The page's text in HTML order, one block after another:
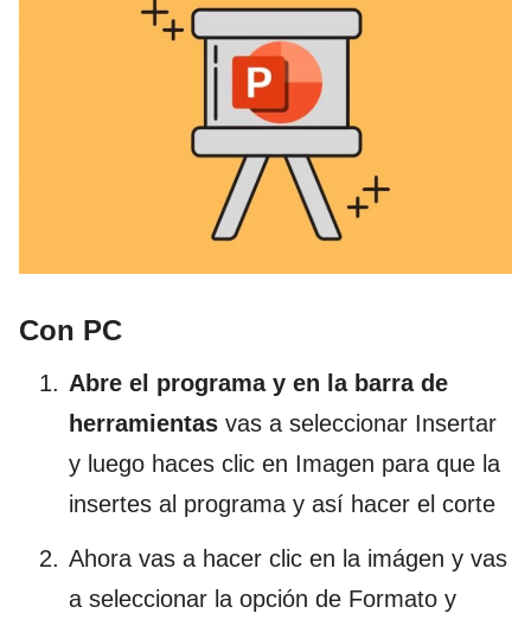
Con PC
Abre el programa y en la barra de
herramientas vas a seleccionar Insertar
y luego haces clic en Imagen para que la
insertes al programa y así hacer el corte
Ahora vas a hacer clic en la imágen y vas
a seleccionar la opción de Formato y